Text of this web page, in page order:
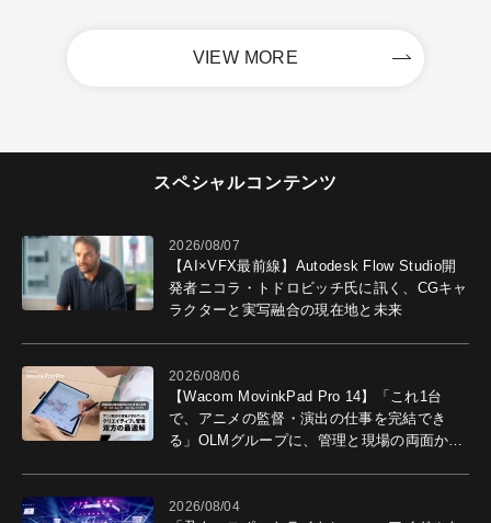
VIEW MORE
スペシャルコンテンツ
2026/08/07
【AI×VFX最前線】Autodesk Flow Studio開
発者ニコラ・トドロビッチ氏に訊く、CGキャ
ラクターと実写融合の現在地と未来
2026/08/06
【Wacom MovinkPad Pro 14】「これ1台
で、アニメの監督・演出の仕事を完結でき
る」OLMグループに、管理と現場の両面から
2026/08/04